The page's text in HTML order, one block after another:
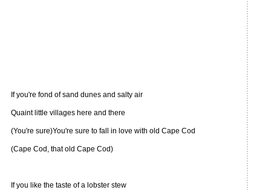
If you're fond of sand dunes and salty air
Quaint little villages here and there
(You're sure)You're sure to fall in love with old Cape Cod
(Cape Cod, that old Cape Cod)
If you like the taste of a lobster stew